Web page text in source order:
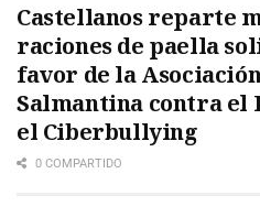
Castellanos reparte
raciones de paella
favor de la
Salmantina contra el
el Ciberbullying
0 COMPARTIDO